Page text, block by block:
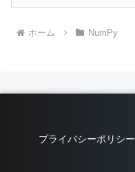
ホーム NumPy
プライバシーポリシー